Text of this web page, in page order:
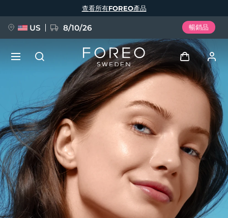
查看所有FOREO產品
US 8/10/26 暢銷品
登入
用戶信息
我的設備
我的訂單
我的地址
FAQ™ Pure Beauty-Tech Elixir
BREAKING NEWS
issa™ Teeth Whitening Set
語言
English Deutsch
Español
Français
Português
Polski
Русский
Türkçe
简体中文 繁體中文